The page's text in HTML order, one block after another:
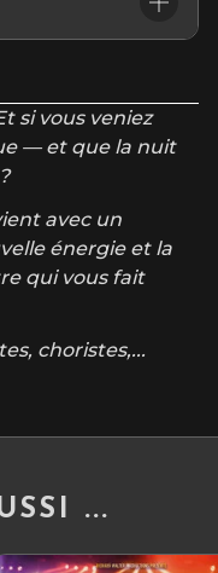
si vous veniez
— et que la nuit
avec un
énergie et la
qui vous fait
choristes,...
...